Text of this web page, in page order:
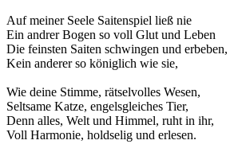
Auf meiner Seele Saitenspiel ließ nie
Ein andrer Bogen so voll Glut und Leben
Die feinsten Saiten schwingen und erbeben,
Kein anderer so königlich wie sie,
Wie deine Stimme, rätselvolles Wesen,
Seltsame Katze, engelsgleiches Tier,
Denn alles, Welt und Himmel, ruht in ihr,
Voll Harmonie, holdselig und erlesen.